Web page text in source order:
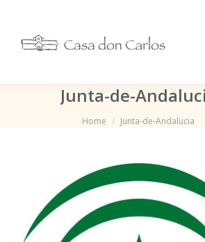
Junta-de-
Je bent hier:
Home Junta-de-Andalucia